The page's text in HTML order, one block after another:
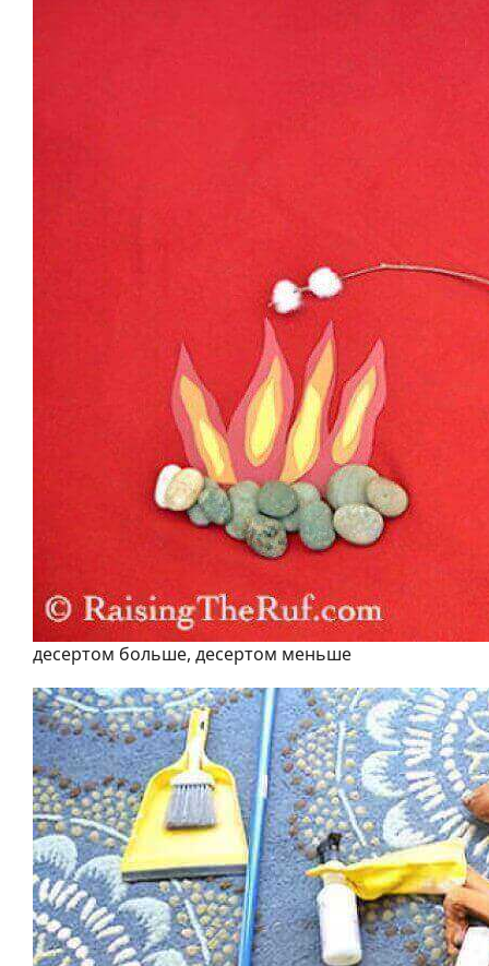
десертом больше, десертом меньше